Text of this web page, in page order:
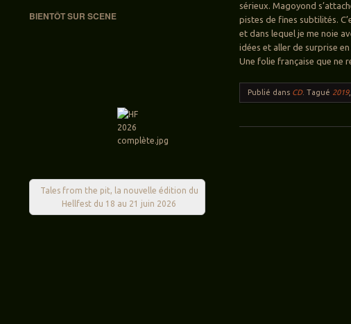
BIENTÔT SUR SCENE
Tales from the pit, la nouvelle édition du
Hellfest du 18 au 21 juin 2026
sérieux. Magoyond
pistes de fines subtilités.
et dans lequel je me noie
idées et aller de surprise
Une folie française que ne
Publié dans CD.Tagué 2019,